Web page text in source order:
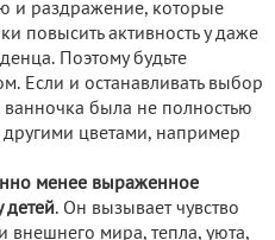
и раздражение, которые
повысить активность у даже
Поэтому будьте
Если и останавливать выбор
была не полностью
цветами, например
менее выраженное
детей. Он вызывает чувство
внешнего мира, тепла, уюта,